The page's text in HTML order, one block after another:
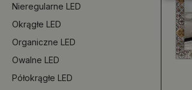
Nieregularne LED
Okrągłe LED
Organiczne LED
Owalne LED
Półokrągłe LED